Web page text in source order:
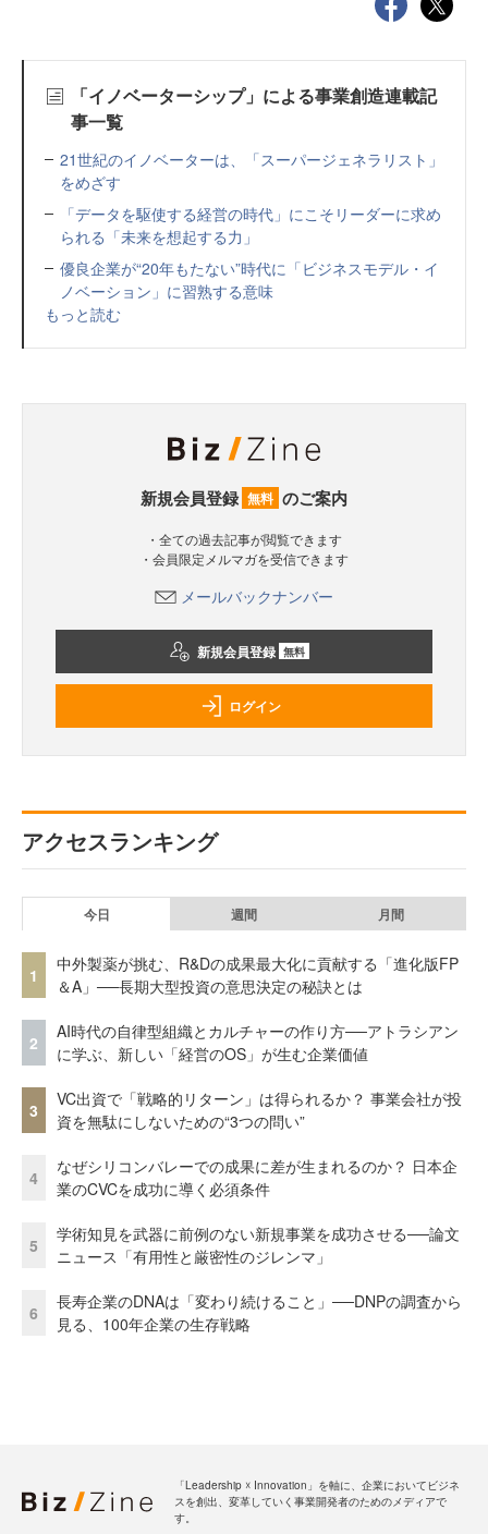
「イノベーターシップ」による事業創造連載記
事一覧
21世紀のイノベーターは、「スーパージェネラリスト」
をめざす
「データを駆使する経営の時代」にこそリーダーに求め
られる「未来を想起する力」
優良企業が“20年もたない”時代に「ビジネスモデル・イ
ノベーション」に習熟する意味
もっと読む
新規会員登録 無料 のご案内
・全ての過去記事が閲覧できます
・会員限定メルマガを受信できます
メールバックナンバー
新規会員登録 無料
ログイン
アクセスランキング
今日 週間 月間
1
中外製薬が挑む、R&Dの成果最大化に貢献する「進化版FP
＆A」──長期大型投資の意思決定の秘訣とは
2
AI時代の自律型組織とカルチャーの作り方──アトラシアン
に学ぶ、新しい「経営のOS」が生む企業価値
3
VC出資で「戦略的リターン」は得られるか？ 事業会社が投
資を無駄にしないための“3つの問い”
4
なぜシリコンバレーでの成果に差が生まれるのか？ 日本企
業のCVCを成功に導く必須条件
5
学術知見を武器に前例のない新規事業を成功させる──論文
ニュース「有用性と厳密性のジレンマ」
6
長寿企業のDNAは「変わり続けること」──DNPの調査から
見る、100年企業の生存戦略
「Leadership ☓ Innovation」を軸に、企業においてビジネ
スを創出、変革していく事業開発者のためのメディアで
す。